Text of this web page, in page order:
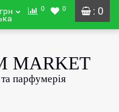
: 0
грн 0 0